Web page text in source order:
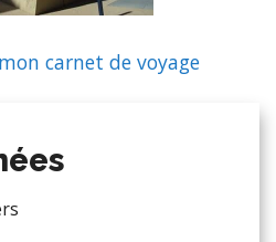
carnet de voyage